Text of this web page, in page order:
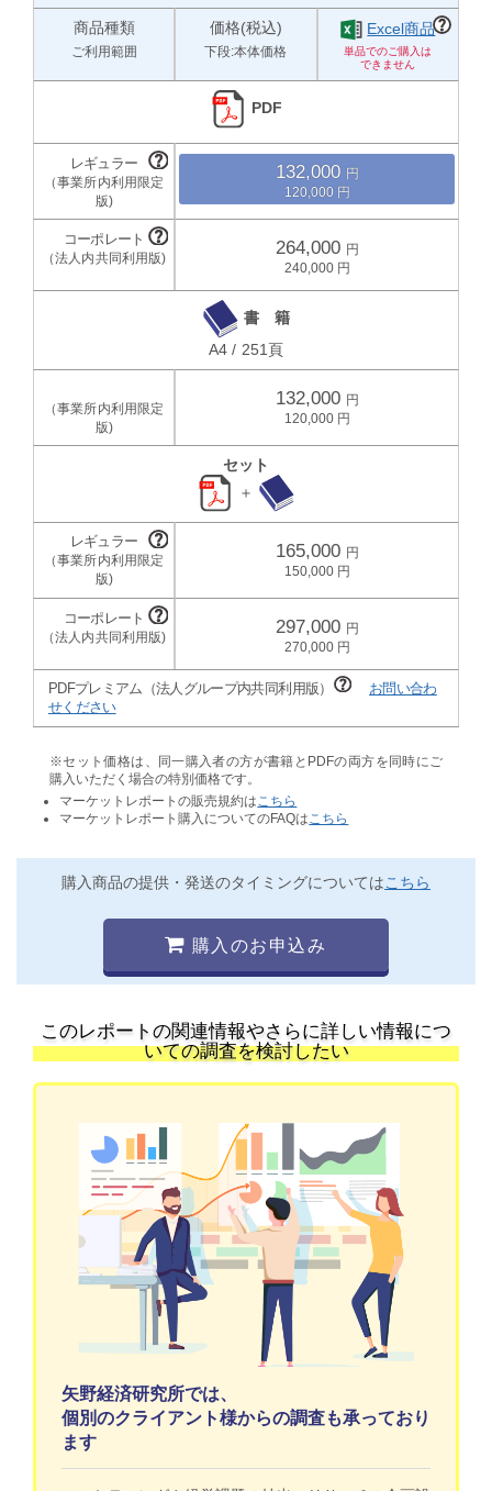
商品種類
ご利用範囲
価格(税込)
下段:本体価格
Excel商品
PDF
132,000
120,000
264,000
240,000
書 籍
A4 / 251頁
132,000
120,000
セット
＋
165,000
150,000
297,000
270,000
PDFプレミアム（法人グループ内共同利用版）
お問い合わ
せください
※セット価格は、同一購入者の方が書籍とPDFの両方を同時にご
購入いただく場合の特別価格です。
マーケットレポートの販売規約は こちら
マーケットレポート購入についてのFAQは こちら
購入商品の提供・発送のタイミングについてはこちら
購入のお申込み
このレポートの関連情報やさらに詳しい情報につ
いての調査を検討したい
矢野経済研究所では、
個別のクライアント様からの調査も承っており
ます